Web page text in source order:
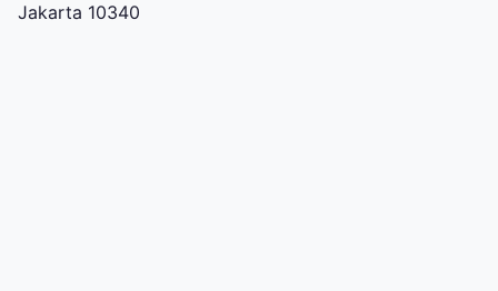
Jakarta 10340